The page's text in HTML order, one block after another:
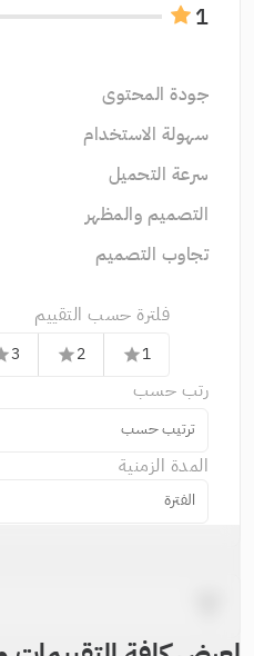
1
جودة المحتوى
سهولة الاستخدام
سرعة التحميل
التصميم والمظهر
تجاوب التصميم
فلترة حسب التقييم
1
star
2
star
3
رتب حسب
ترتيب حسب
المدة الزمنية
الفترة